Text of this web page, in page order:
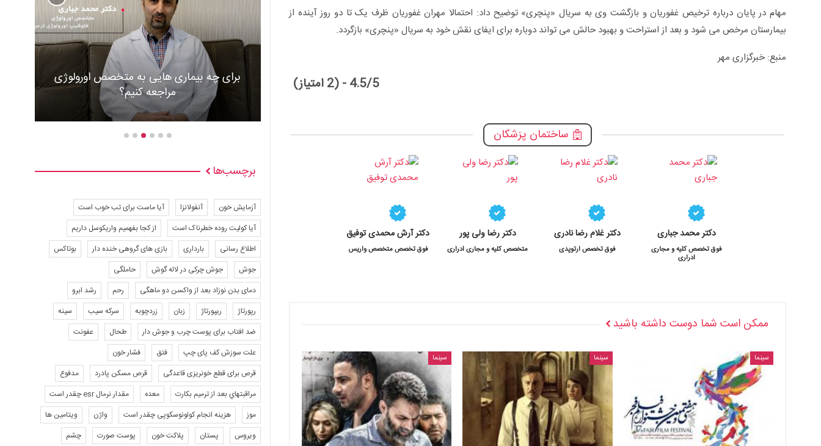
مهام در پایان درباره ترخیص غفوریان و بازگشت وی به سریال «پنچری» توضیح داد: احتمالا مهران غفوریان ظرف یک تا دو روز آینده از
بیمارستان مرخص می شود و بعد از استراحت و بهبود حالش می تواند دوباره برای ایفای نقش خود به سریال «پنچری» بازگردد.
منبع: خبرگزاری مهر
4.5/5 - (2 امتیاز)
ساختمان پزشکان
دکتر محمد جباری
فوق تخصص کلیه و مجاری
ادراری
دکتر غلام رضا نادری
فوق تخصص ارتوپدی
دکتر رضا ولی پور
متخصص کلیه و مجاری ادراری
دکتر آرش محمدی توفیق
فوق تخصص متخصص واریس
ممکن است شما دوست داشته باشید
سینما سینما سینما
برای چه بیماری هایی به متخصص اورولوژی
مراجعه کنیم؟
عوارض و علل گذاشتن باطری قلب +ویدئو
برچسب‌ها
آزمایش خون آنفولانزا
آیا ماست برای تب خوب است
آیا کولیت روده خطرناک است
از کجا بفهمیم واریکوسل داریم
اطلاع رسانی
بارداری بازی های گروهی خنده دار
بوتاکس
جوش
جوش چرکی در لاله گوش
حاملگی
دمای بدن نوزاد بعد از واکسن دو ماهگی
رحم
رشد ابرو
رپورتاژ
ریپورتاژ زبان زردچوبه سرکه سیب
سینه
ضد افتاب برای پوست چرب و جوش دار
طحال
عفونت
علت سوزش کف پای چپ
فتق
فشار خون
قرص برای قطع خونریزی قاعدگی
قرص مسکن پادرد
مدفوع
مراقبتهاي بعد از ترميم بكارت
معده
مقدار نرمال esr چقدر است
موز
هزینه انجام کولونوسکوپی چقدر است واژن
ویتامین ها
ویروس
پستان پلاکت خون پوست صورت
چشم